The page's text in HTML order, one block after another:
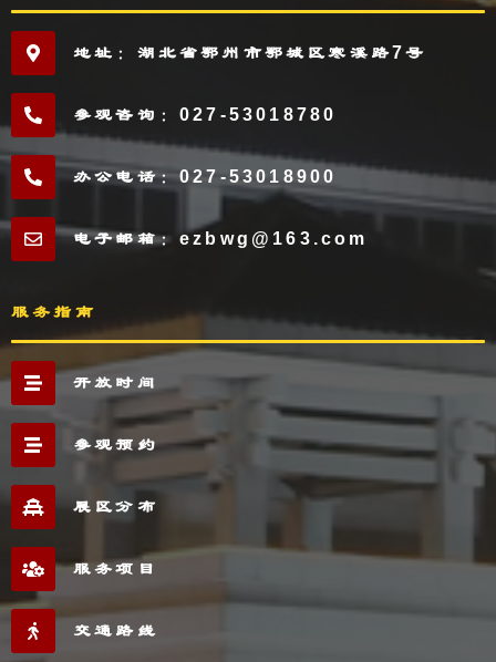
地址：湖北省鄂州市鄂城区寒溪路7号
参观咨询：027-53018780
办公电话：027-53018900
电子邮箱：ezbwg@163.com
服务指南
开放时间
参观预约
展区分布
服务项目
交通路线